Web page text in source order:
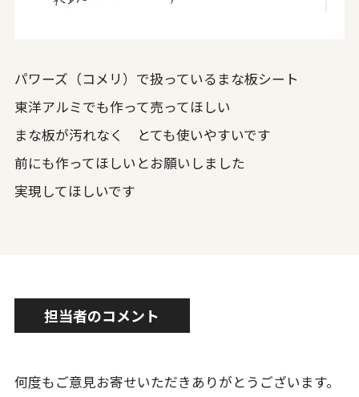
パワーズ（コメリ）で扱っているまな板シート
東洋アルミでも作って売ってほしい
まな板が汚れなく とても使いやすいです
前にも作ってほしいとお願いしました
実現してほしいです
担当者のコメント
何度もご意見お寄せいただきありがとうございます。